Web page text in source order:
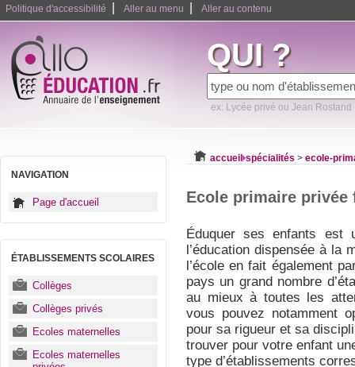
Politique d'accessibilité Aller au menu Aller au contenu
QUI ?
ex: Lycée privé ou Jean Rostand
NAVIGATION
Page d'accueil
ÉTABLISSEMENTS SCOLAIRES
Collèges
Collèges privés
Ecoles maternelles
Ecoles maternelles
accueil spécialités > ecole-
Ecole primaire privée
Éduquer ses enfants est
l’éducation dispensée à la
l’école en fait également
pays un grand nombre
au mieux à toutes les
vous pouvez notamment
pour sa rigueur et sa
trouver pour votre enfant
type d’établissements